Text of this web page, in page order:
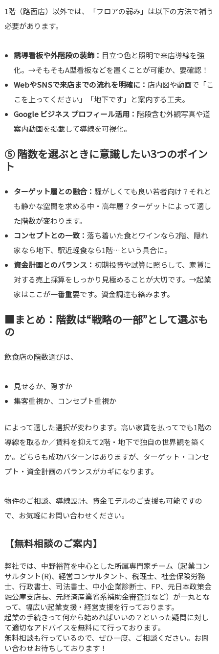
1階（路面店）以外では、「フロアの弱み」は以下の方法で補う
必要があります。
誘導看板や外階段の装飾： 目立つ色と照明で来店導線を強
化。→そもそもA型看板などを置くことが可能か、要確認！
WebやSNSで来店までの流れを明確に： 店内図や動画で「こ
こを上ってください」「地下です」と案内する工夫。
Google ビジネス プロフィール活用： 階段含む外観写真や道
案内動画を掲載して導線を可視化。
⑤ 階数を選ぶときに意識したい3つのポイン
ト
ターゲット層との融合：騒がしくても良い若者向け？それと
も静かな空間を求める中・高年層？ターゲットによって適し
た階数が変わります。
コンセプトとの一致：落ち着いた食とワインなら2階、隠れ
家なら地下、駅近軽食なら1階…という具合に。
資金計画とのバランス：初期投資や試算に照らして、家賃に
対する売上採算をしっかり見極めることが大切です。→起業
家はここが一番重要です。資金調達も絡みます。
■まとめ：階数は“戦略の一部”として選ぶも
の
飲食店の階数選びは、
見せるか、隠すか
集客重視か、コンセプト重視か
によって適した選択が変わります。高い家賃を払ってでも1階の
導線を取るか／賃料を抑えて2階・地下で独自の世界観を築く
か。どちらも成功パターンはありますが、ターゲット・コンセ
プト・資金計画のバランスがカギになります。
物件のご相談、導線設計、資金モデルのご支援も可能ですの
で、お気軽にお問い合わせください。
【無料相談のご案内】
弊社では、中野裕哲を中心とした所属専門家チーム（起業コン
サルタント(R)、経営コンサルタント、税理士、社会保険労務
士、行政書士、司法書士、中小企業診断士、FP、元日本政策金
融公庫支店長、元経済産業省系補助金審査員など）が一丸とな
って、幅広い起業支援・経営支援を行っております。
起業の手続きって何から始めればいいの？といった疑問に対し
て適切なアドバイスを無料にて行っております。
無料相談も行っているので、ぜひ一度、ご相談ください。お問
い合わせお待ちしております！